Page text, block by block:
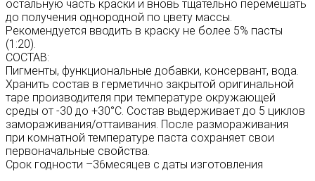
остальную часть краски и вновь тщательно перемешать
до получения однородной по цвету массы.
Рекомендуется вводить в краску не более 5% пасты
(1:20).
СОСТАВ:
Пигменты, функциональные добавки, консервант, вода.
Хранить состав в герметично закрытой оригинальной
таре производителя при температуре окружающей
среды от -30 до +30°С. Состав выдерживает до 5 циклов
замораживания/оттаивания. После размораживания
при комнатной температуре паста сохраняет свои
первоначальные свойства.
Срок годности –36месяцев с даты изготовления